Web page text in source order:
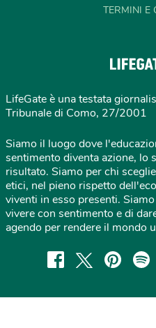
TERMINI E
LifeGate è una testata
Tribunale di Como, 27/2001
Siamo il luogo dove
sentimento diventa azione, lo
risultato. Siamo per chi
etici, nel pieno rispetto
viventi in esso presenti.
vivere con sentimento e di
agendo per rendere il mondo